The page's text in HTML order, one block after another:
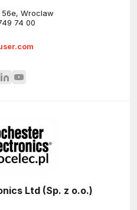
Wroclaw
74 00
Ltd (Sp. z o.o.)